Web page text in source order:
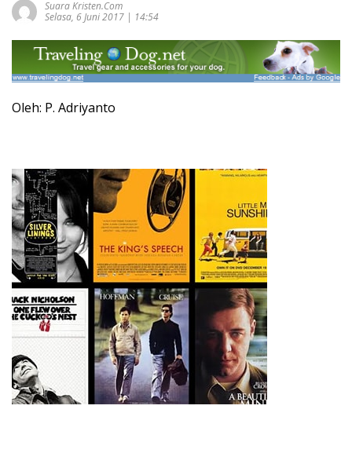
Suara Kristen.com
Selasa, 6 Juni 2017 | 14:54
Oleh: P. Adriyanto